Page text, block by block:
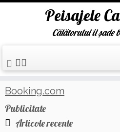
Skip
to
content
Peisajele
Călătorului îi șade
Prima pagină » casa folea
Booking.com
Publicitate
Articole recente